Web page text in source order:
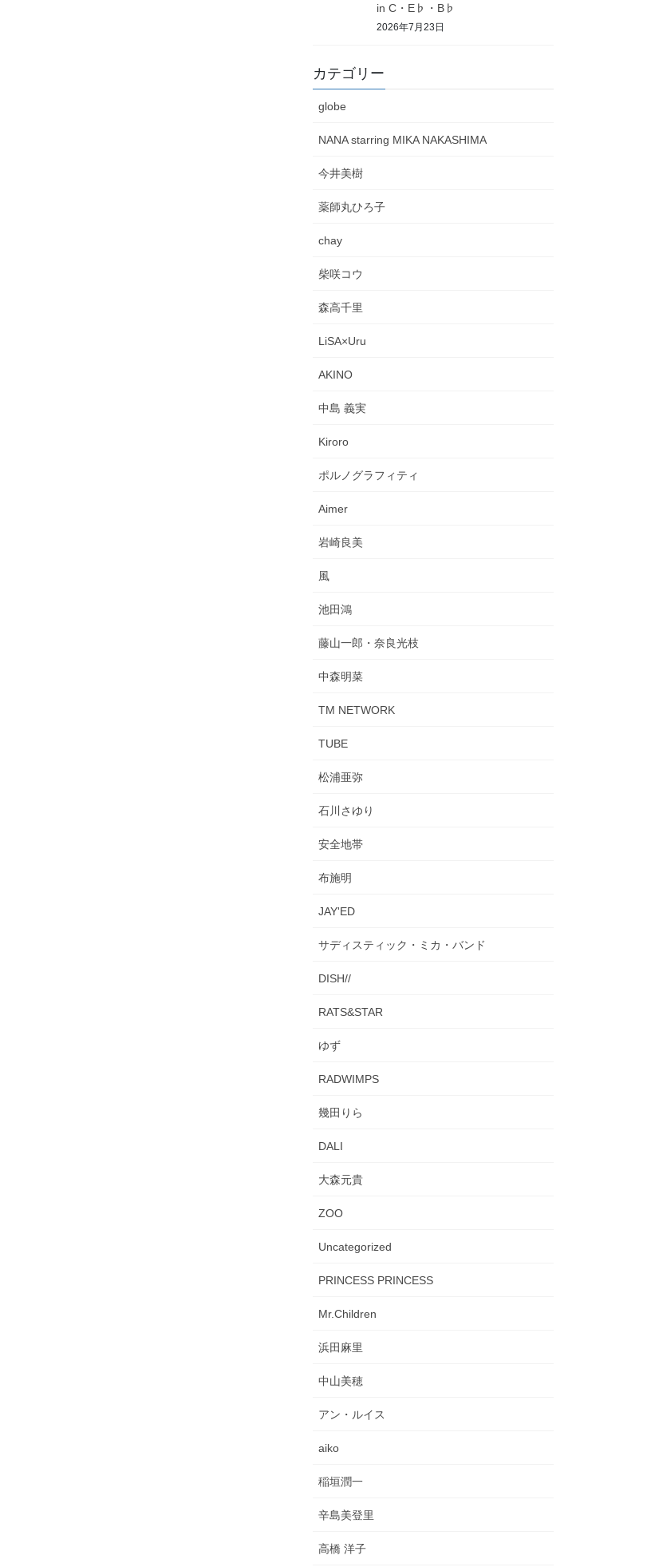
in C・E♭・B♭
2026年7月23日
カテゴリー
globe
NANA starring MIKA NAKASHIMA
今井美樹
薬師丸ひろ子
chay
柴咲コウ
森高千里
LiSA×Uru
AKINO
中島 義実
Kiroro
ポルノグラフィティ
Aimer
岩崎良美
風
池田鴻
藤山一郎・奈良光枝
中森明菜
TM NETWORK
TUBE
松浦亜弥
石川さゆり
安全地帯
布施明
JAY'ED
サディスティック・ミカ・バンド
DISH//
RATS&STAR
ゆず
RADWIMPS
幾田りら
DALI
大森元貴
ZOO
Uncategorized
PRINCESS PRINCESS
Mr.Children
浜田麻里
中山美穂
アン・ルイス
aiko
稲垣潤一
辛島美登里
高橋 洋子